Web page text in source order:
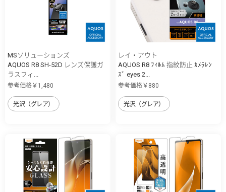
MSソリューションズ
AQUOS R8 SH-52D レンズ保護ガ
ラスフィ...
参考価格￥1,480
光沢（グレア）
レイ・アウト
AQUOS R8 ﾌｨﾙﾑ 指紋防止 ｶﾒﾗﾚﾝ
ｽﾞ eyes 2...
参考価格￥880
光沢（グレア）